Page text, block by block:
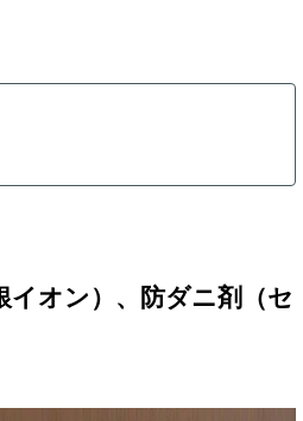
オン）、防ダニ剤（セ